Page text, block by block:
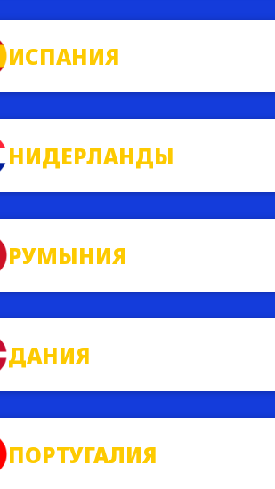
ИСПАНИЯ
НИДЕРЛАНДЫ
РУМЫНИЯ
ДАНИЯ
ПОРТУГАЛИЯ